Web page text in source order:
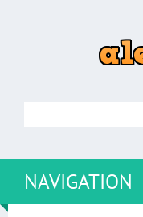
NAVIGATION